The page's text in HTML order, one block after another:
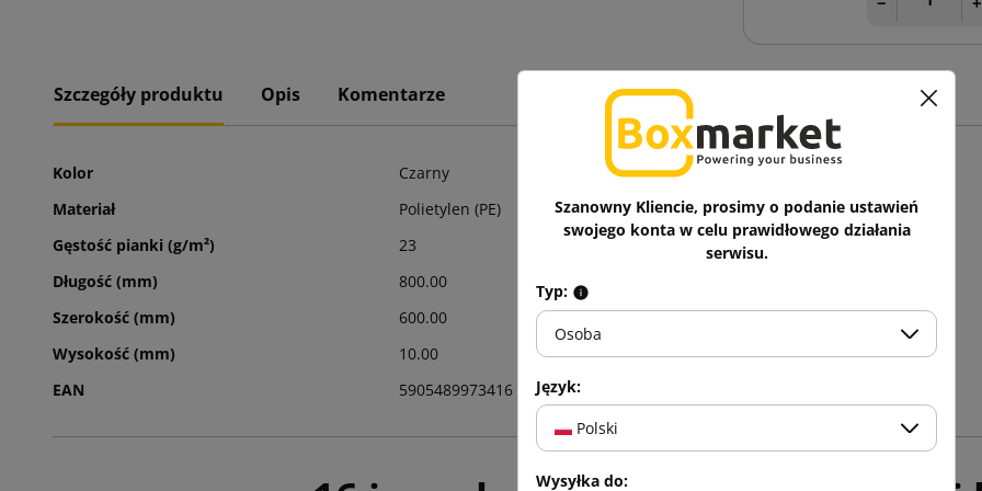
Szczegóły produktu Opis Komentarze
Kolor
Czarny
Materiał
Polietylen (PE)
Gęstość pianki (g/m²)
23
Długość (mm)
800.00
Szerokość (mm)
600.00
Wysokość (mm)
10.00
EAN
5905489973416
Szanowny Kliencie, prosimy o podanie ustawień
swojego konta w celu prawidłowego działania
serwisu.
Typ:
Osoba
Język:
Polski
Wysyłka do: